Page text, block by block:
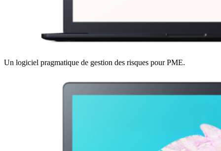
Un logiciel pragmatique de gestion des risques pour PME.